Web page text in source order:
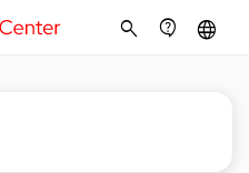
search contact_support language